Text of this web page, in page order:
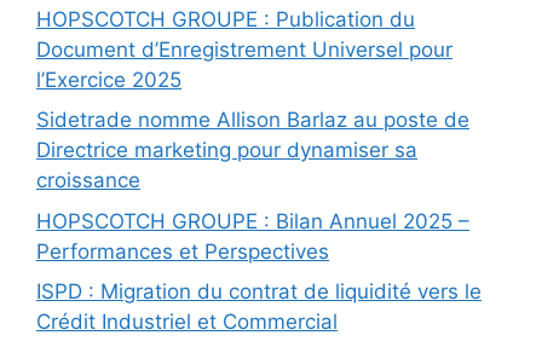
HOPSCOTCH GROUPE : Publication du
Document d’Enregistrement Universel pour
l’Exercice 2025
Sidetrade nomme Allison Barlaz au poste de
Directrice marketing pour dynamiser sa
croissance
HOPSCOTCH GROUPE : Bilan Annuel 2025 –
Performances et Perspectives
ISPD : Migration du contrat de liquidité vers le
Crédit Industriel et Commercial